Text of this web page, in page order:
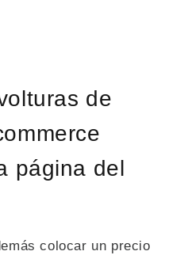
de
página del
colocar un precio